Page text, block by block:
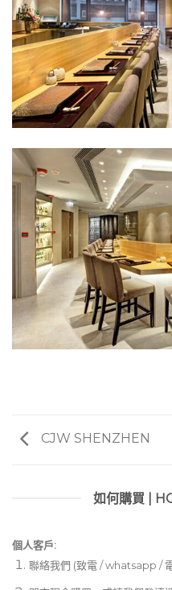
CJW SHENZHEN
如何購買 |
個人客戶:
聯絡我們 (致電 / whatsapp /